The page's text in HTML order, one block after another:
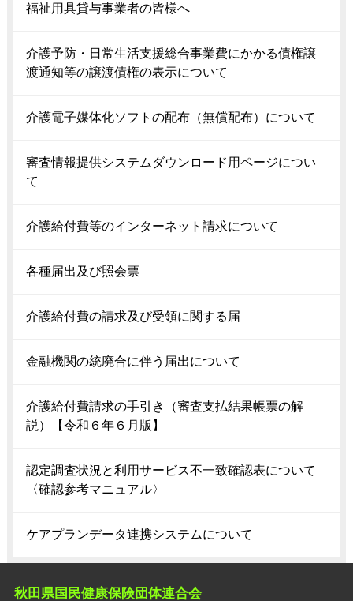
福祉用具貸与事業者の皆様へ
介護予防・日常生活支援総合事業費にかかる債権譲
渡通知等の譲渡債権の表示について
介護電子媒体化ソフトの配布（無償配布）について
審査情報提供システムダウンロード用ページについ
て
介護給付費等のインターネット請求について
各種届出及び照会票
介護給付費の請求及び受領に関する届
金融機関の統廃合に伴う届出について
介護給付費請求の手引き（審査支払結果帳票の解
説）【令和６年６月版】
認定調査状況と利用サービス不一致確認表について
〈確認参考マニュアル〉
ケアプランデータ連携システムについて
秋田県国民健康保険団体連合会